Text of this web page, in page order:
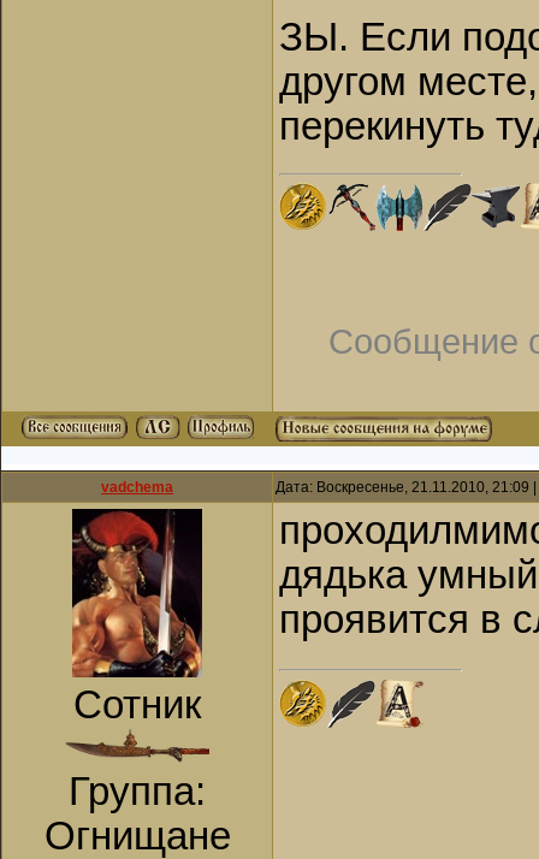
ЗЫ. Если
другом
перекинуть
Сообщение
vadchema Дата: Воскресенье, 21.11.2010,
Сотник
Группа:
Огнищане
дядька
проявится в